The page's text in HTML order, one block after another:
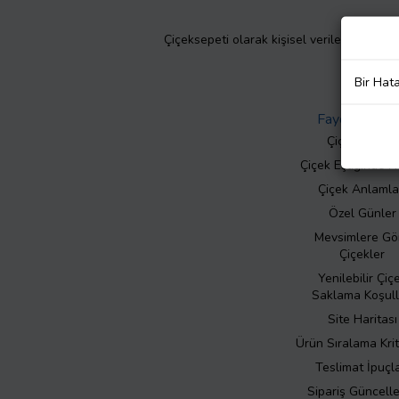
Çiçeksepeti olarak kişisel verilerinizin
Faydalı Bilgiler
Çiçek Bakımı
Çiçek Eşliğinde
Çiçek
Özel Günler
Mevsimlere
Çiçekler
Yenilebilir
Saklama
Site Haritası
Ürün Sıralama
Teslimat
Sipariş
Bir